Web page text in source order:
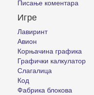
Писање коментара
Игре
Лавиринт
Авион
Корњачина графика
Графички калкулатор
Слагалица
Код
Фабрика блокова